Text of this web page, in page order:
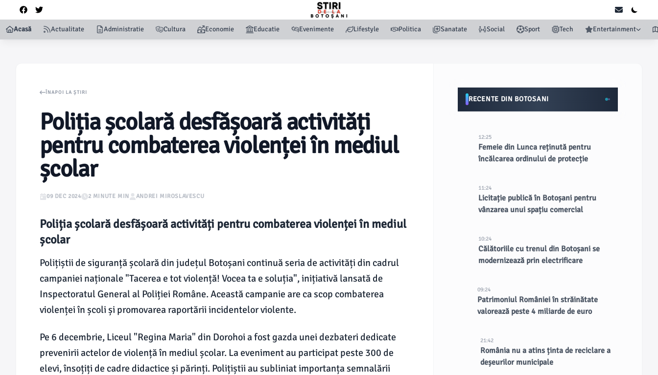
Acasă Actualitate Administratie Cultura Economie Educatie Evenimente Lifestyle Politica Sanatate Social Sport Tech Entertainment
ÎNAPOI LA ȘTIRI
Poliția școlară desfășoară activități
pentru combaterea violenței în mediul
școlar
09 DEC 2024 2 MINUTE MIN ANDREI MIROSLAVESCU
Poliția școlară desfășoară activități pentru combaterea violenței în mediul
școlar
Polițiștii de siguranță școlară din județul Botoșani continuă seria de activități din cadrul
campaniei naționale "Tacerea e tot violență! Vocea ta e soluția", inițiativă lansată de
Inspectoratul General al Poliției Române. Această campanie are ca scop combaterea
violenței în școli și promovarea raportării incidentelor violente.
Pe 6 decembrie, Liceul "Regina Maria" din Dorohoi a fost gazda unei dezbateri dedicate
prevenirii actelor de violență în mediul școlar. La eveniment au participat peste 300 de
elevi, însoțiți de cadre didactice și părinți. Polițiștii au subliniat importanța semnalării
RECENTE DIN BOTOSANI
12:25
Femeie din Lunca reținută pentru
încălcarea ordinului de protecție
11:24
Licitație publică în Botoșani pentru
vânzarea unui spațiu comercial
10:24
Călătoriile cu trenul din Botoșani se
modernizează prin electrificare
09:24
Patrimoniul României în străinătate
valorează peste 4 miliarde de euro
21:42
România nu a atins ținta de reciclare a
deșeurilor municipale